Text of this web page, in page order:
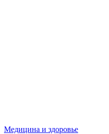
Медицина и здоровье